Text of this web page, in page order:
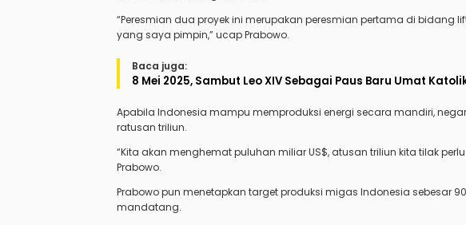
“Peresmian dua proyek ini merupakan peresmian pertama di
yang saya pimpin,” ucap Prabowo.
Baca juga:
8 Mei 2025, Sambut Leo XIV Sebagai Paus Baru Umat
Apabila Indonesia mampu memproduksi energi secara mandiri,
ratusan triliun.
“Kita akan menghemat puluhan miliar US$, atusan triliun kita tilak
Prabowo.
Prabowo pun menetapkan target produksi migas Indonesia sebesar
mandatang.